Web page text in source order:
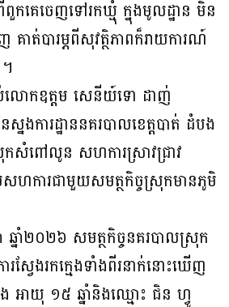
កគេចេញទៅរកឃ្មុំ ក្នុងមូលដ្ឋាន មិន
ត់បារម្ភពីសុវត្ថិភាពក៏រាយការណ៍
លោកឧត្តម សេនីយ៍ទោ ដាញ់
នងការដ្ឋាននគរបាលខេត្តបាត់ ដំបង
កសំពៅលូន សហការស្រាវជ្រាវ
ការជាមួយសមត្ថកិច្ចស្រុកមានភូមិ
នាំ២០២៦ សមត្ថកិច្ចនគរបាលស្រុក
ែងរកក្មេងទាំងពីរនាក់នោះឃើញ
ាយុ ១៥ ឆ្នាំនិងឈ្មោះ ជិន ហ្វូ